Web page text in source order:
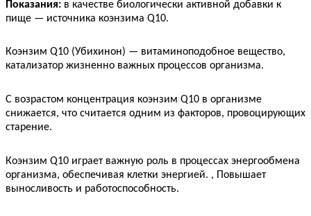
Показания: в качестве биологически активной добавки к
пище — источника коэнзима Q10.
Коэнзим Q10 (Убихинон) — витаминоподобное вещество,
катализатор жизненно важных процессов организма.
С возрастом концентрация коэнзим Q10 в организме
снижается, что считается одним из факторов, провоцирующих
старение.
Коэнзим Q10 играет важную роль в процессах энергообмена
организма, обеспечивая клетки энергией. , Повышает
выносливость и работоспособность.